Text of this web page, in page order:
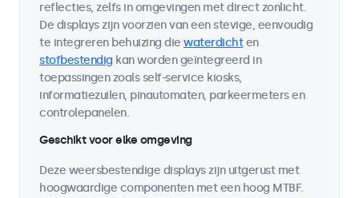
reflecties, zelfs in omgevingen met direct zonlicht.
De displays zijn voorzien van een stevige, eenvoudig
te integreren behuizing die waterdichten
stofbestendig kan worden geïntegreerd in
toepassingen zoals self-service kiosks,
informatiezuilen, pinautomaten, parkeermeters en
controlepanelen.
Geschikt voor elke omgeving
Deze weersbestendige displays zijn uitgerust met
hoogwaardige componenten met een hoog MTBF.